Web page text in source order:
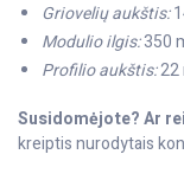
Griovelių aukštis:
Modulio ilgis:350
Profilio aukštis:22
Susidomėjote? Ar
kreiptis nurodytais